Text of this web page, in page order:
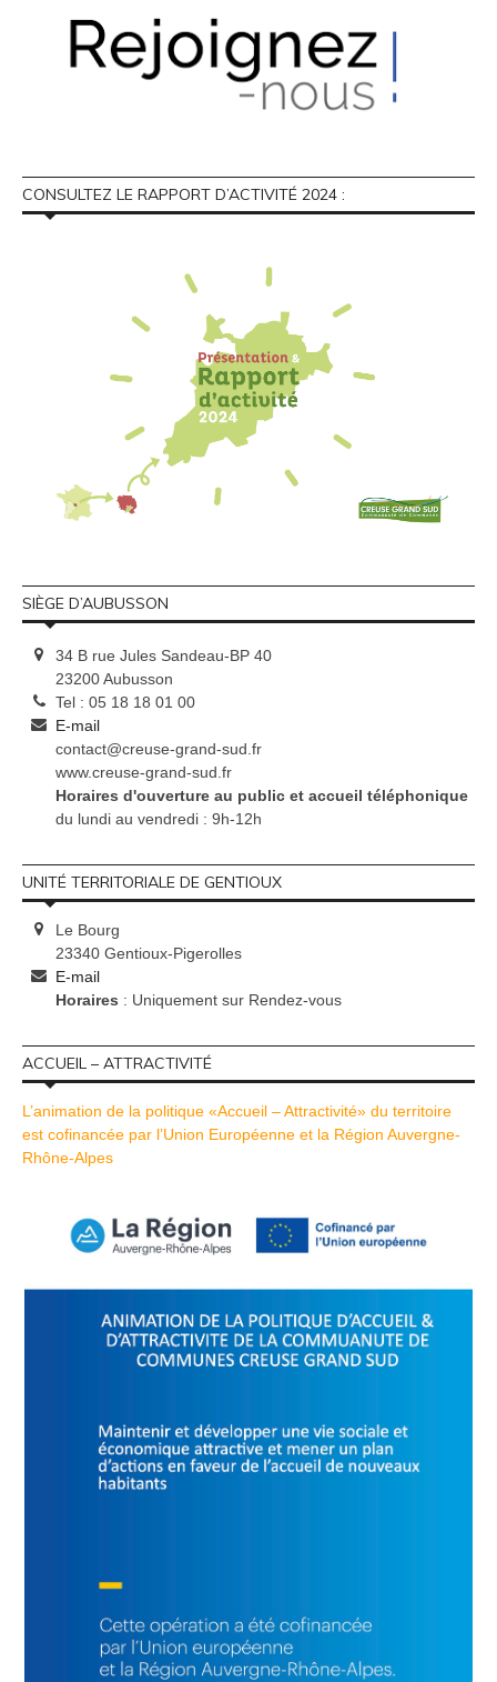
CONSULTEZ LE RAPPORT D’ACTIVITÉ 2024 :
SIÈGE D’AUBUSSON
34 B rue Jules Sandeau-BP 40
23200 Aubusson
Tel : 05 18 18 01 00
E-mail
contact@creuse-grand-sud.fr
www.creuse-grand-sud.fr
Horaires d'ouverture au public et accueil téléphonique
du lundi au vendredi : 9h-12h
UNITÉ TERRITORIALE DE GENTIOUX
Le Bourg
23340 Gentioux-Pigerolles
E-mail
Horaires : Uniquement sur Rendez-vous
ACCUEIL – ATTRACTIVITÉ
L’animation de la politique «Accueil – Attractivité» du territoire
est cofinancée par l’Union Européenne et la Région Auvergne-
Rhône-Alpes